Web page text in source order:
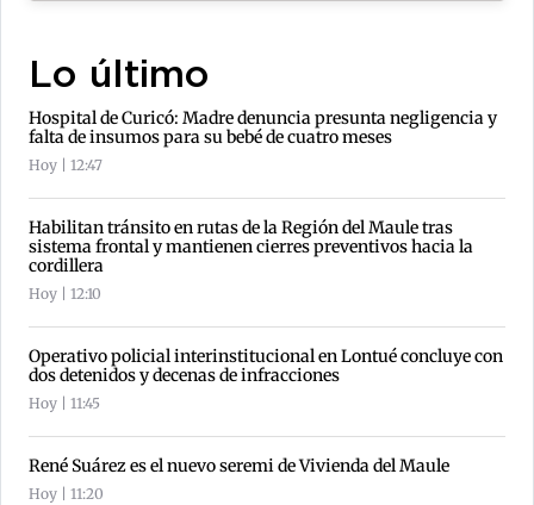
Lo último
Hospital de Curicó: Madre denuncia presunta negligencia y
falta de insumos para su bebé de cuatro meses
Hoy | 12:47
Habilitan tránsito en rutas de la Región del Maule tras
sistema frontal y mantienen cierres preventivos hacia la
cordillera
Hoy | 12:10
Operativo policial interinstitucional en Lontué concluye con
dos detenidos y decenas de infracciones
Hoy | 11:45
René Suárez es el nuevo seremi de Vivienda del Maule
Hoy | 11:20